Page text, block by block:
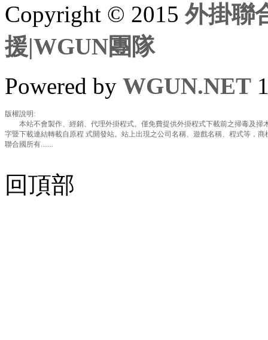
Copyright © 2015外掛聯
援|WGUN團隊
Powered by WGUN.NET
版權說明:
本站不會製作、經銷、代理外掛程式。僅免費提供外掛程式下載前之掃毒及掃
字暨下載連結轉載自原程 式開發站。站上出現之公司名稱、遊戲名稱、程式等，
聯合國所有.......
回頂部